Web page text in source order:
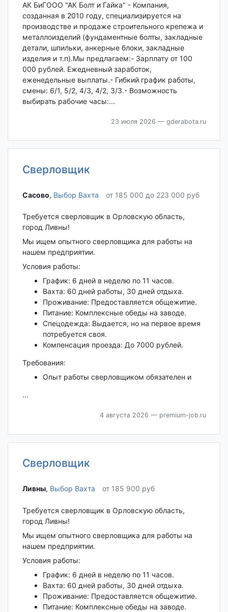
АК БиГООО "АК Болт и Гайка" - Компания,
созданная в 2010 году, специализируется на
производстве и продаже строительного крепежа и
металлоизделий (фундаментные болты, закладные
детали, шпильки, анкерные блоки, закладные
изделия и т.п).Мы предлагаем:- Зарплату от 100
000 рублей. Ежедневный заработок,
еженедельные выплаты.- Гибкий график работы,
смены: 6/1, 5/2, 4/3, 4/2, 3/3.- Возможность
выбирать рабочие часы:...
23 июля 2026 — gderabota.ru
Сверловщик
Сасово‎, Выбор Вахта от 185 000 до 223 000 руб
Требуется сверловщик в Орловскую область,
город Ливны!
Мы ищем опытного сверловщика для работы на
нашем предприятии.
Условия работы:
График: 6 дней в неделю по 11 часов.
Вахта: 60 дней работы, 30 дней отдыха.
Проживание: Предоставляется общежитие.
Питание: Комплексные обеды на заводе.
Спецодежда: Выдается, но на первое время
потребуется своя.
Компенсация проезда: До 7000 рублей.
Требования:
Опыт работы сверловщиком обязателен и
...
4 августа 2026 — premium-job.ru
Сверловщик
Ливны‎, Выбор Вахта от 185 900 руб
Требуется сверловщик в Орловскую область,
город Ливны!
Мы ищем опытного сверловщика для работы на
нашем предприятии.
Условия работы:
График: 6 дней в неделю по 11 часов.
Вахта: 60 дней работы, 30 дней отдыха.
Проживание: Предоставляется общежитие.
Питание: Комплексные обеды на заводе.